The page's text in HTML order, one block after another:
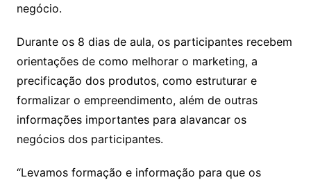
negócio.
Durante os 8 dias de aula, os participantes recebem
orientações de como melhorar o marketing, a
precificação dos produtos, como estruturar e
formalizar o empreendimento, além de outras
informações importantes para alavancar os
negócios dos participantes.
“Levamos formação e informação para que os